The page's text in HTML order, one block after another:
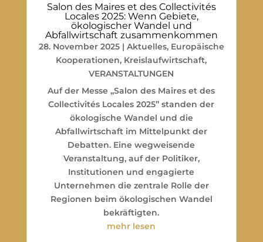
Salon des Maires et des Collectivités
Locales 2025: Wenn Gebiete,
ökologischer Wandel und
Abfallwirtschaft zusammenkommen
28. November 2025| Aktuelles, Europäische
Kooperationen, Kreislaufwirtschaft,
VERANSTALTUNGEN
Auf der Messe „Salon des Maires et des
Collectivités Locales 2025” standen der
ökologische Wandel und die
Abfallwirtschaft im Mittelpunkt der
Debatten. Eine wegweisende
Veranstaltung, auf der Politiker,
Institutionen und engagierte
Unternehmen die zentrale Rolle der
Regionen beim ökologischen Wandel
bekräftigten.
mehr lesen